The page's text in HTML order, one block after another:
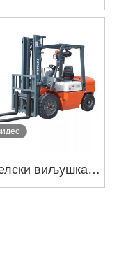
на маказе
ГТЈИ
виљушкар
серије К